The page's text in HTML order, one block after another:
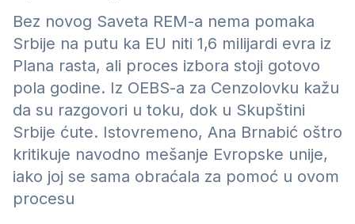
Bez novog Saveta REM-a nema pomaka
Srbije na putu ka EU niti 1,6 milijardi evra iz
Plana rasta, ali proces izbora stoji gotovo
pola godine. Iz OEBS-a za Cenzolovku kažu
da su razgovori u toku, dok u Skupštini
Srbije ćute. Istovremeno, Ana Brnabić oštro
kritikuje navodno mešanje Evropske unije,
iako joj se sama obraćala za pomoć u ovom
procesu